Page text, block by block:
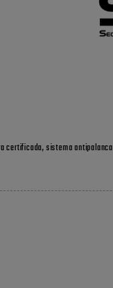
certificada, sistema